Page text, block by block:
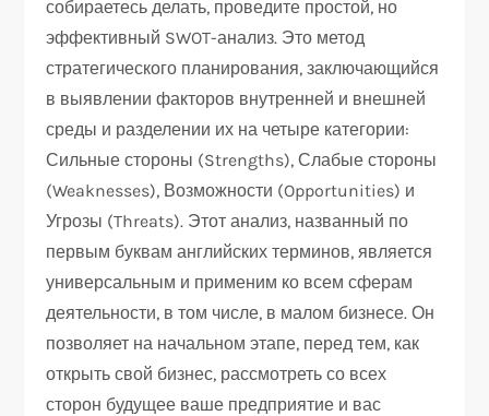
собираетесь делать, проведите простой, но
эффективный SWOT-анализ. Это метод
стратегического планирования, заключающийся
в выявлении факторов внутренней и внешней
среды и разделении их на четыре категории:
Сильные стороны (Strengths), Слабые стороны
(Weaknesses), Возможности (Opportunities) и
Угрозы (Threats). Этот анализ, названный по
первым буквам английских терминов, является
универсальным и применим ко всем сферам
деятельности, в том числе, в малом бизнесе. Он
позволяет на начальном этапе, перед тем, как
открыть свой бизнес, рассмотреть со всех
сторон будущее ваше предприятие и вас